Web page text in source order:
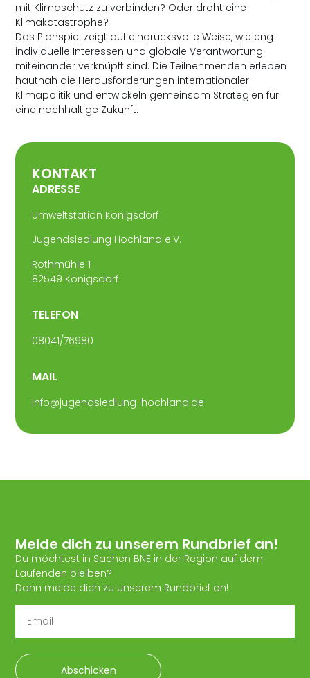
mit Klimaschutz zu verbinden? Oder droht eine
Klimakatastrophe?
Das Planspiel zeigt auf eindrucksvolle Weise, wie eng
individuelle Interessen und globale Verantwortung
miteinander verknüpft sind. Die Teilnehmenden erleben
hautnah die Herausforderungen internationaler
Klimapolitik und entwickeln gemeinsam Strategien für
eine nachhaltige Zukunft.
KONTAKT
ADRESSE
Umweltstation Königsdorf
Jugendsiedlung Hochland e.V.
Rothmühle 1
82549 Königsdorf
TELEFON
08041/76980
MAIL
info@jugendsiedlung-hochland.de
Melde dich zu unserem Rundbrief an!
Du möchtest in Sachen BNE in der Region auf dem
Laufenden bleiben?
Dann melde dich zu unserem Rundbrief an!
Abschicken